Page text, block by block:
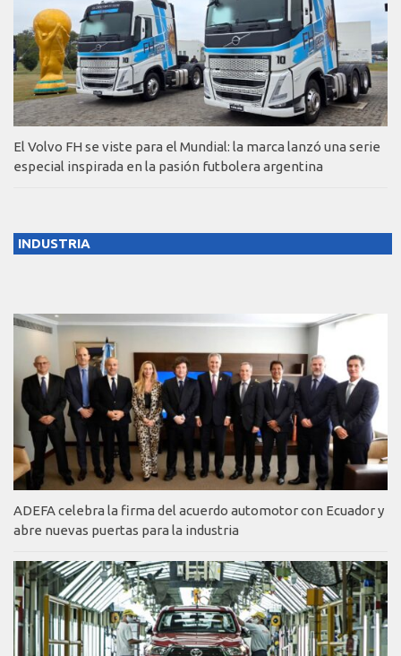
El Volvo FH se viste para el Mundial: la marca lanzó una serie
especial inspirada en la pasión futbolera argentina
INDUSTRIA
ADEFA celebra la firma del acuerdo automotor con Ecuador y
abre nuevas puertas para la industria